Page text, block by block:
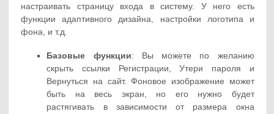
настраивать страницу входа в систему. У него есть
функции адаптивного дизайна, настройки логотипа и
фона, и т.д.
Базовые функции: Вы можете по желанию
скрыть ссылки Регистрации, Утери пароля и
Вернуться на сайт. Фоновое изображение может
быть на весь экран, но его нужно будет
растягивать в зависимости от размера окна